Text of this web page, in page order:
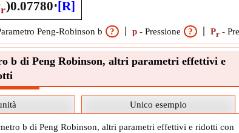
r)0.07780⋅[R]
Peng-Robinson b ? p - Pressione ? Pr -
b di Peng Robinson, altri parametri effettivi e
Unico esempio
b di Peng Robinson, altri parametri effettivi e ridotti con